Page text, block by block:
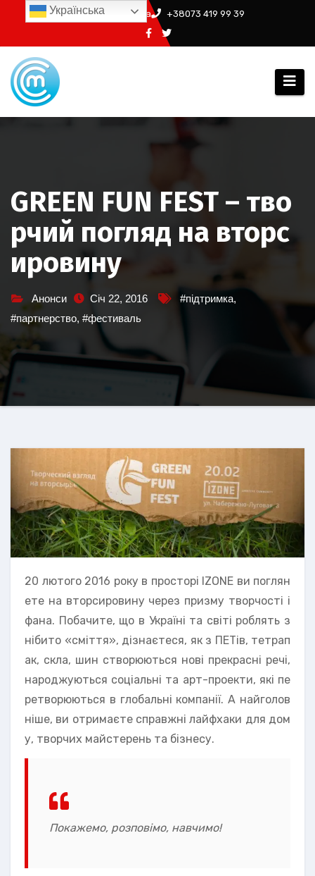
Перейти
вмісту
info@ssm.in.ua +38073 419 99 39
GREEN FUN FEST – тво
рчий погляд на вторс
ировину
Анонси Січ 22, 2016 #підтримка,
#партнерство, #фестиваль
20 лютого 2016 року в просторі IZONE ви поглян
ете на вторсировину через призму творчості і
фана. Побачите, що в Україні та світі роблять з
нібито «сміття», дізнаєтеся, як з ПЕТів, тетрап
ак, скла, шин створюються нові прекрасні речі,
народжуються соціальні та арт-проекти, які пе
ретворюються в глобальні компанії. А найголов
ніше, ви отримаєте справжні лайфхаки для дом
у, творчих майстерень та бізнесу.
Покажемо, розповімо, навчимо!
Українська